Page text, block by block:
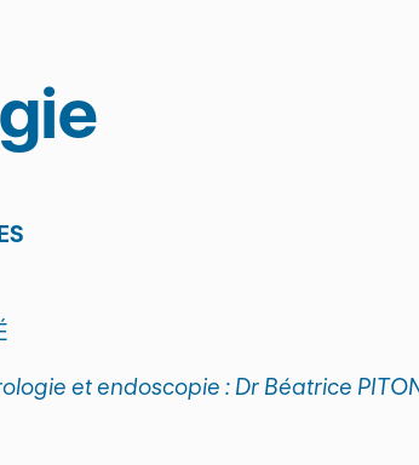
et endoscopie : Dr Béatrice